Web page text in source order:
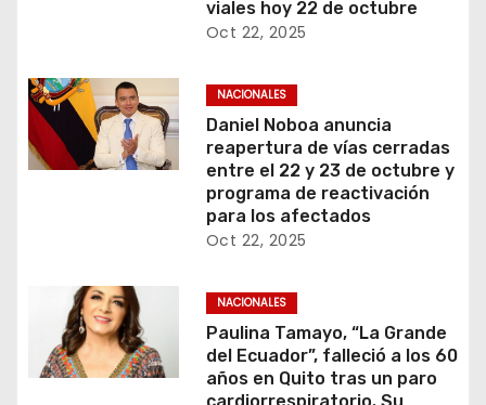
viales hoy 22 de octubre
Oct 22, 2025
NACIONALES
Daniel Noboa anuncia
reapertura de vías cerradas
entre el 22 y 23 de octubre y
programa de reactivación
para los afectados
Oct 22, 2025
NACIONALES
Paulina Tamayo, “La Grande
del Ecuador”, falleció a los 60
años en Quito tras un paro
cardiorrespiratorio. Su